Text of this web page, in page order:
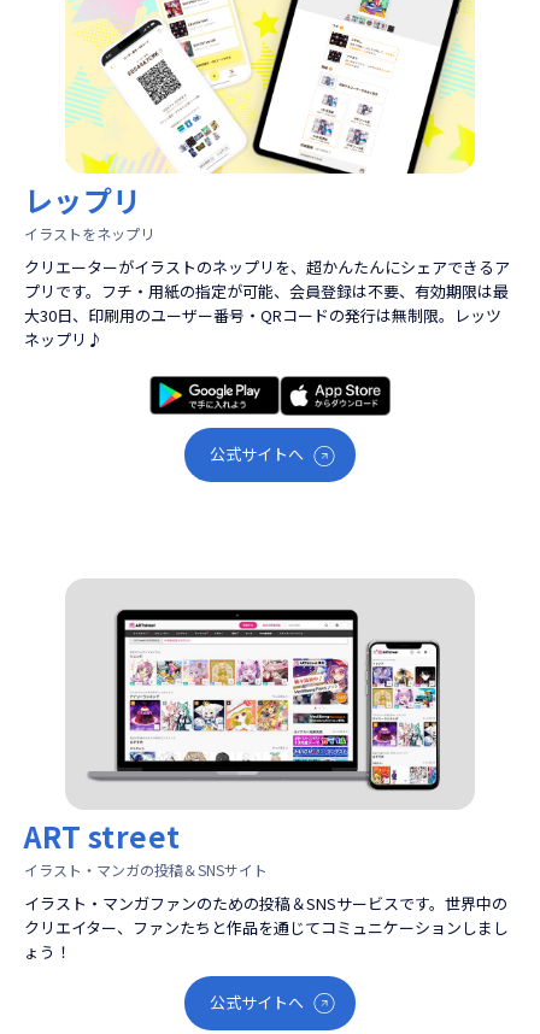
レップリ
イラストをネップリ
クリエーターがイラストのネップリを、超かんたんにシェアできるア
プリです。フチ・用紙の指定が可能、会員登録は不要、有効期限は最
大30日、印刷用のユーザー番号・QRコードの発行は無制限。レッツ
ネップリ♪
公式サイトへ
ART street
イラスト・マンガの投稿＆SNSサイト
イラスト・マンガファンのための投稿＆SNSサービスです。世界中の
クリエイター、ファンたちと作品を通じてコミュニケーションしまし
ょう！
公式サイトへ